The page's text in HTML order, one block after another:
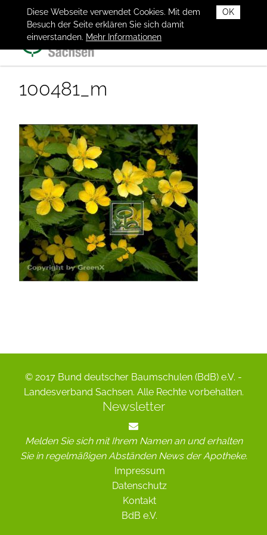
OK
Diese Webseite verwendet Cookies. Mit dem
Besuch der Seite erklären Sie sich damit
einverstanden. Mehr Informationen
100481_m
© 2017 Bund deutscher Baumschulen (BdB) e.V. -
Landesverband Sachsen. Alle Rechte vorbehalten.
Newsletter
Melden Sie sich mit Ihrem Namen an und erhalten
Sie in regelmäßigen Abständen News der Apotheke.
Impressum
Datenschutz
Kontakt
BdB e.V.